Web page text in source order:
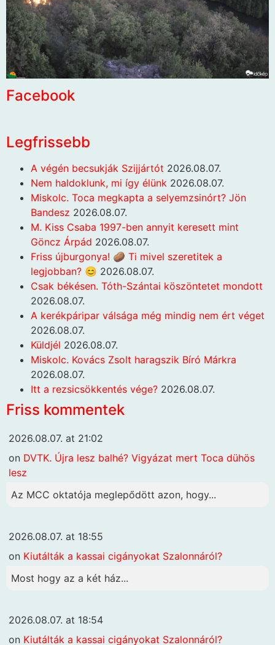
Facebook
Legfrissebb
A végén becsukják Szijjártót 2026.08.07.
Nem haldoklunk, mi így élünk 2026.08.07.
Miskolc. Toca megkapta a selyemzsinórt? Jön
Bandesz 2026.08.07.
M. Kiss Csaba 1997-ben annyit keresett mint
Göncz Árpád 2026.08.07.
Friss újburgonya! 🥔 Ti mivel szeretitek a
legjobban? 😊 2026.08.07.
Csak békésen. Tóth-Szántai köszöntetet mondott
2026.08.07.
A kerékpáripar válsága még mindig nem ért véget
2026.08.07.
Küldjél 2026.08.07.
Miskolc. Kovács Zsolt haragszik Bíró Márkra
2026.08.07.
Itt a rezsicsökkentés vége? 2026.08.07.
Friss kommentek
2026.08.07. at 21:02
on DVTK. Újra lesz balhé? Vigyázat mert Toca dühös
lesz
Az MCC oktatója meglepődött azon, hogy...
2026.08.07. at 18:55
on Kiutálták a kassai cigányokat Szalonnáról?
Most hogy az a két ház...
2026.08.07. at 18:54
on Kiutálták a kassai cigányokat Szalonnáról?